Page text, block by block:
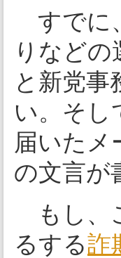
すでに
りなど
と新党事
い。そし
届いたメ
の文言が
もし、
るする詐